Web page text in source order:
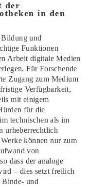
der
in den
und
Funktionen
Arbeit digitale Medien
Für Forschende
Zugang zum Medium
Verfügbarkeit,
mit einigem
für die
technischen als im
urheberrechtlich
können nur zum
von
dass der analoge
– dies setzt freilich
Binde- und